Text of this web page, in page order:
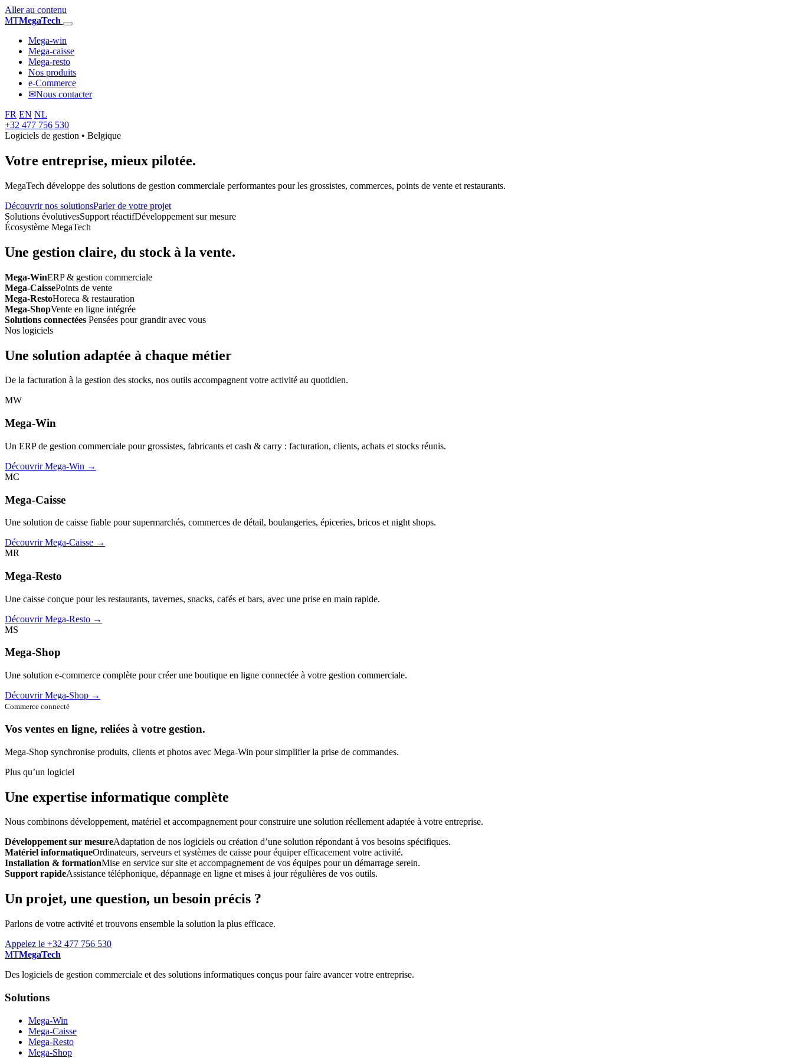
Aller au contenu
MTMegaTech
Mega-win
Mega-caisse
Mega-resto
Nos produits
e-Commerce
✉Nous contacter
FR EN NL
+32 477 756 530
Logiciels de gestion • Belgique
Votre entreprise, mieux pilotée.
MegaTech développe des solutions de gestion commerciale performantes pour les grossistes, commerces, points de vente et restaurants.
Découvrir nos solutionsParler de votre projet
Solutions évolutivesSupport réactifDéveloppement sur mesure
Écosystème MegaTech
Une gestion claire, du stock à la vente.
Mega-WinERP & gestion commerciale
Mega-CaissePoints de vente
Mega-RestoHoreca & restauration
Mega-ShopVente en ligne intégrée
Solutions connectées Pensées pour grandir avec vous
Nos logiciels
Une solution adaptée à chaque métier
De la facturation à la gestion des stocks, nos outils accompagnent votre activité au quotidien.
MW
Mega-Win
Un ERP de gestion commerciale pour grossistes, fabricants et cash & carry : facturation, clients, achats et stocks réunis.
Découvrir Mega-Win →
MC
Mega-Caisse
Une solution de caisse fiable pour supermarchés, commerces de détail, boulangeries, épiceries, bricos et night shops.
Découvrir Mega-Caisse →
MR
Mega-Resto
Une caisse conçue pour les restaurants, tavernes, snacks, cafés et bars, avec une prise en main rapide.
Découvrir Mega-Resto →
MS
Mega-Shop
Une solution e-commerce complète pour créer une boutique en ligne connectée à votre gestion commerciale.
Découvrir Mega-Shop →
Commerce connecté
Vos ventes en ligne, reliées à votre gestion.
Mega-Shop synchronise produits, clients et photos avec Mega-Win pour simplifier la prise de commandes.
Plus qu’un logiciel
Une expertise informatique complète
Nous combinons développement, matériel et accompagnement pour construire une solution réellement adaptée à votre entreprise.
Développement sur mesureAdaptation de nos logiciels ou création d’une solution répondant à vos besoins spécifiques.
Matériel informatiqueOrdinateurs, serveurs et systèmes de caisse pour équiper efficacement votre activité.
Installation & formationMise en service sur site et accompagnement de vos équipes pour un démarrage serein.
Support rapideAssistance téléphonique, dépannage en ligne et mises à jour régulières de vos outils.
Un projet, une question, un besoin précis ?
Parlons de votre activité et trouvons ensemble la solution la plus efficace.
Appelez le +32 477 756 530
MTMegaTech
Des logiciels de gestion commerciale et des solutions informatiques conçus pour faire avancer votre entreprise.
Solutions
Mega-Win
Mega-Caisse
Mega-Resto
Mega-Shop